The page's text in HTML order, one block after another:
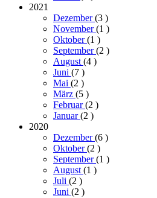
2021
Dezember(3 )
November(1 )
Oktober(1 )
September(2 )
August (4 )
Juni (7 )
Mai (2 )
März (5 )
Februar(2 )
Januar(2 )
2020
Dezember(6 )
Oktober(2 )
September(1 )
August (1 )
Juli (2 )
Juni (2 )